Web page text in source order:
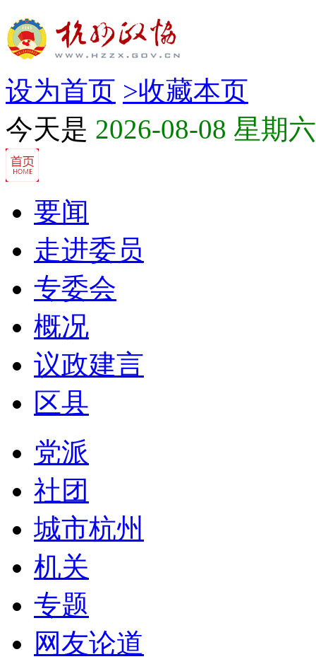
设为首页 >收藏本页
今天是 2026-08-08 星期六
要闻
走进委员
专委会
概况
议政建言
区县
党派
社团
城市杭州
机关
专题
网友论道